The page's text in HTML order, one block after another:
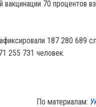
70 процентов
187 280 689
255 731 человек.
По материалам: